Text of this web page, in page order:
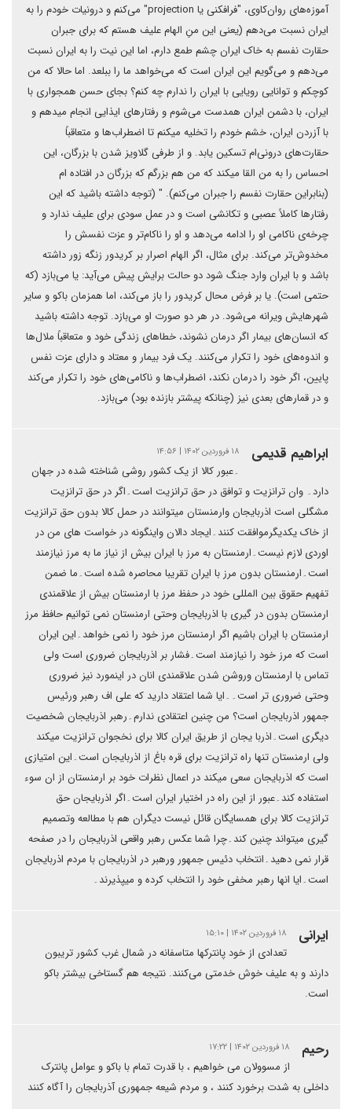
آموزه‌های روان‌کاوی، "فرافکنی یا projection" می‌کنم و درونیات خودم را به
ایران نسبت می‌دهم (یعنی این منِ الهام علیف هستم که برای جبران
حقارت نفسم به خاک ایران چشم طمع دارم، اما این نیت را به ایران نسبت
می‌دهم و می‌گویم این ایران است که می‌خواهد ما را ببلعد. اما حالا که من
کوچکم و توانایی رویایی با ایران را ندارم چه کنم؟ بجای حسن همجواری با
ایران، با دشمن ایران همدست می‌شوم و رفتارهای ایذایی انجام میدهم و
با آزردن ایران، خشم خودم را تخلیه میکنم تا اضطراب‌ها و متعاقباً
حقارت‌های درونی‌ام تسکین یابد. و از طرفی گلاویز شدن با بزرگان، این
احساس را به من القا میکند که من هم بزرگم که بزرگان در افتاده ام
(بنابراین حقارت نفسم را جبران می‌کنم). " (توجه داشته باشید که این
رفتارها کاملاً عصبی و تکانشی است و در عمل سودی برای علیف ندارد و
چرخه‌ی ناکامی او را ادامه می‌دهد و او را ناکام‌تر و عزت نفسش را
مخدوش‌تر می‌کند. برای مثال، اگر الهام اصرار بر کریدور زنگه زور داشته
باشد و با ایران وارد جنگ شود دو حالت برایش پیش می‌آید: یا می‌بازد (که
حتمی است). یا بر فرض محال کریدور را باز می‌کند، اما همزمان باکو و سایر
شهرهایش ویرانه می‌شود. در هر دو صورت او می‌بازد. توجه داشته باشید
که انسان‌های بیمار اگر درمان نشوند، خطاهای زندگی خود و متعاقباً ملال‌ها
و اندوه‌های خود را تکرار می‌کنند. یک فرد بیمار و معتاد و دارای عزت نفس
پایین، اگر خود را درمان نکند، اضطراب‌ها و ناکامی‌های خود را تکرار می‌کند
و در قمارهای بعدی نیز (چنانکه پیشتر بازنده بود) می‌بازد.
ابراهیم قدیمی ۱۸ فروردین ۱۴۰۲ | ۱۴:۵۶
۔عبور کالا از یک کشور روشی شناخته شده در جهان
دارد۔ وان ترانزیت و توافق در حق ترانزیت است۔اگر در حق ترانزیت
مشگلی است اذربایجان وارمنستان میتوانند در حمل کالا بدون حق ترانزیت
از خاک یکدیگرموافقت کنند۔ایجاد دالان واینگونه در خواست های من در
اوردی لازم نیست۔ارمنستان به مرز با ایران بیش از نیاز ما به مرز نیازمند
است۔ارمنستان بدون مرز با ایران تقریبا محاصره شده است۔ما ضمن
تفهیم حقوق بین المللی خود در حفظ مرز با ارمنستان بیش از علاقمندی
ارمنستان بدون در گیری با اذربایجان وحتی ارمنستان نمی توانیم حافظ مرز
ارمنستان با ایران باشیم اگر ارمنستان مرز خود را نمی خواهد۔این ایران
است که مرز خود را نیازمند است۔فشار بر اذربایجان ضروری است ولی
تماس با ارمنستان وروشن شدن علاقمندی انان در اینمورد نیز ضروری
وحتی ضروری تر است۔۔ایا شما اعتقاد دارید که علی اف رهبر ورئیس
جمهور اذربایجان است؟ من چنین اعتقادی ندارم۔رهبر اذربایجان شخصیت
دیگری است۔اذربا یجان از طریق ایران کالا برای نخجوان ترانزیت میکند
ولی ارمنستان تنها راه ترانزیت برای قره باغ از اذربایجان است۔این امتیازی
است که اذربایجان سعی میکند در اعمال نظرات خود بر ارمنستان از ان سوء
استفاده کند۔عبور از این راه در اختیار ایران است۔اگر اذربایجان حق
ترانزیت کالا برای همسایگان قائل نیست دیگران هم با مطالعه وتصمیم
گیری میتواند چنین کند۔چرا شما عکس رهبر واقعی اذربایجان را در صفحه
قرار نمی دهید۔انتخاب دئیس جمهور ورهبر در اذربایجان با مردم اذربایجان
است۔ایا انها رهبر مخفی خود را انتخاب کرده و میپذیرند۔
ایرانی ۱۸ فروردین ۱۴۰۲ | ۱۵:۱۰
تعدادی از خود پانترکها متاسفانه در شمال غرب کشور تریبون
دارند و به علیف خوش خدمتی می‌کنند. نتیجه هم گستاخی بیشتر باکو
است.
رحیم ۱۸ فروردین ۱۴۰۲ | ۱۷:۲۲
از مسوولان می خواهیم ، با قدرت تمام با باکو و عوامل پانترک
داخلی به شدت برخورد کنند ، و مردم شیعه جمهوری آذربایجان را آگاه کنند